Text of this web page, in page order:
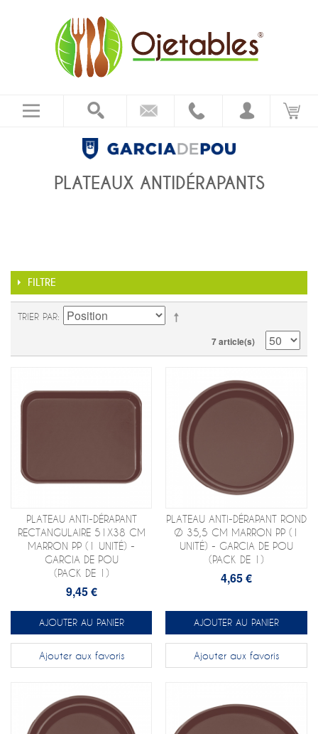
PLATEAUX ANTIDÉRAPANTS
FILTRE
TRIER PAR
7 article(s)
PLATEAU ANTI-DÉRAPANT
RECTANGULAIRE 51X38 CM
MARRON PP (1 UNITÉ) -
GARCIA DE POU
(PACK DE 1)
9,45 €
AJOUTER AU PANIER
Ajouter aux favoris
PLATEAU ANTI-DÉRAPANT ROND
Ø 35,5 CM MARRON PP (1
UNITÉ) - GARCIA DE POU
(PACK DE 1)
4,65 €
AJOUTER AU PANIER
Ajouter aux favoris